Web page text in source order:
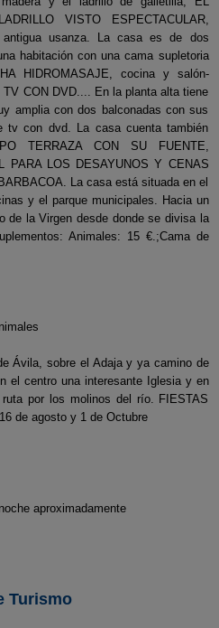
VISTO ESPECTACULAR,
antigua usanza. La casa es de dos
habitación con una cama supletoria
HIDROMASAJE, cocina y salón-
CON DVD.... En la planta alta tiene
amplia con dos balconadas con sus
tv con dvd. La casa cuenta también
TERRAZA CON SU FUENTE,
PARA LOS DESAYUNOS Y CENAS
La casa está situada en el
y el parque municipales. Hacia un
de la Virgen desde donde se divisa la
Animales: 15 €.;Cama de
Ávila, sobre el Adaja y ya camino de
el centro una interesante Iglesia y en
por los molinos del río. FIESTAS
de agosto y 1 de Octubre
aproximadamente
Turismo